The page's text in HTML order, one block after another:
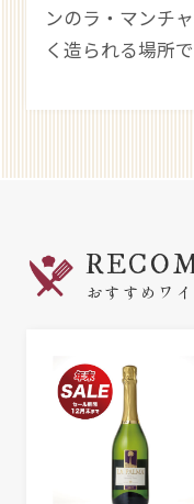
ンのラ・マンチ
く造られる場所
おすすめワ